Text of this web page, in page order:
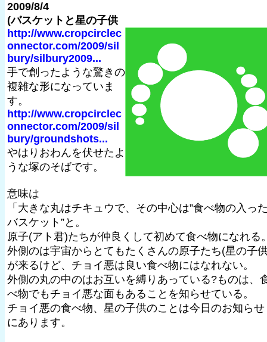
2009/8/4
(バスケットと星の子供
http://www.cropcirclec
onnector.com/2009/sil
bury/silbury2009...
手で創ったような驚きの
複雑な形になっていま
す。
http://www.cropcirclec
onnector.com/2009/sil
bury/groundshots...
やはりおわんを伏せたよ
うな塚のそばです。
意味は
「大きな丸はチキュウで、その中心は”食べ物の入っ
バスケット”と。
原子(アト君)たちが仲良くして初めて食べ物になれる
外側のは宇宙からとてもたくさんの原子たち(星の子
が来るけど、チョイ悪は良い食べ物にはなれない。
外側の丸の中のはお互いを縛りあっている?ものは、
べ物でもチョイ悪な面もあることを知らせている。
チョイ悪の食べ物、星の子供のことは今日のお知らせ
にあります。